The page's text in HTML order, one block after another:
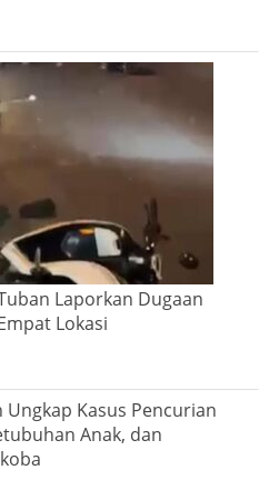
Laporkan Dugaan
Lokasi
Ungkap Kasus Pencurian
Anak, dan